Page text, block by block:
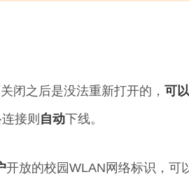
闭之后是没法重新打开的， 可以
接则 自动下线。
开放的校园WLAN网络标识，可